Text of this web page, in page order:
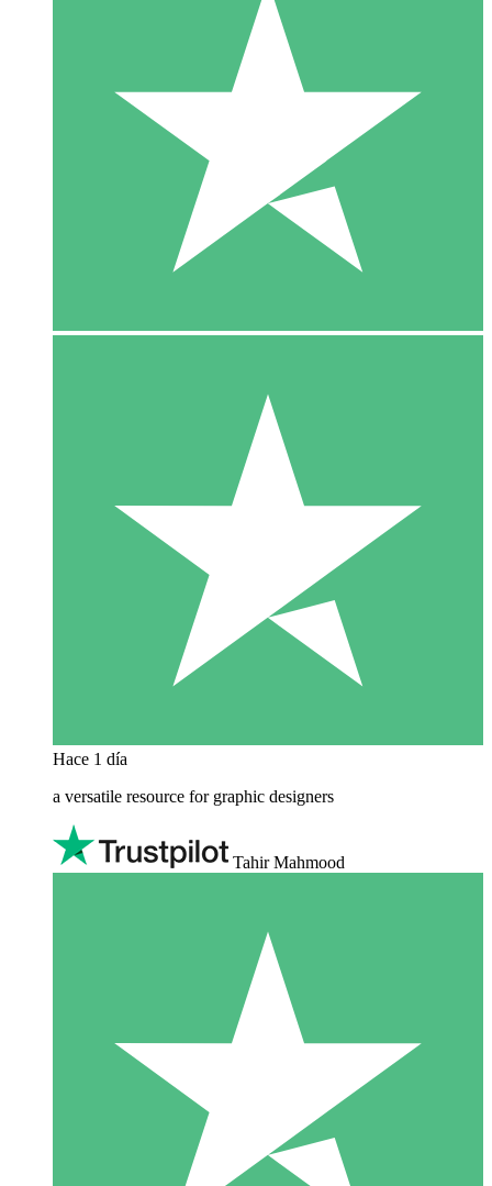
Hace 1 día
a versatile resource for graphic designers
Tahir Mahmood